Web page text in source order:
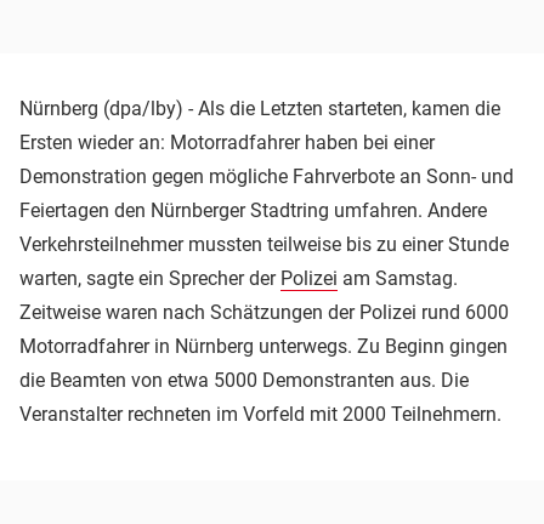
Nürnberg (dpa/lby) - Als die Letzten starteten, kamen die
Ersten wieder an: Motorradfahrer haben bei einer
Demonstration gegen mögliche Fahrverbote an Sonn- und
Feiertagen den Nürnberger Stadtring umfahren. Andere
Verkehrsteilnehmer mussten teilweise bis zu einer Stunde
warten, sagte ein Sprecher der Polizei am Samstag.
Zeitweise waren nach Schätzungen der Polizei rund 6000
Motorradfahrer in Nürnberg unterwegs. Zu Beginn gingen
die Beamten von etwa 5000 Demonstranten aus. Die
Veranstalter rechneten im Vorfeld mit 2000 Teilnehmern.